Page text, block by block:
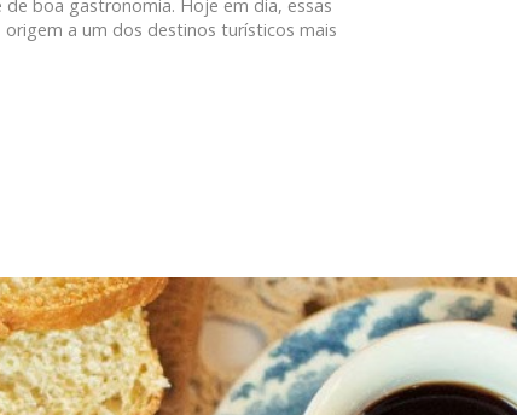
boa gastronomia. Hoje em dia, essas
a um dos destinos turísticos mais